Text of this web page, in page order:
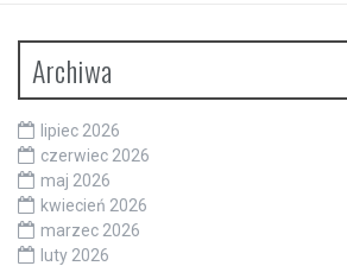
Archiwa
lipiec 2026
czerwiec 2026
maj 2026
kwiecień 2026
marzec 2026
luty 2026